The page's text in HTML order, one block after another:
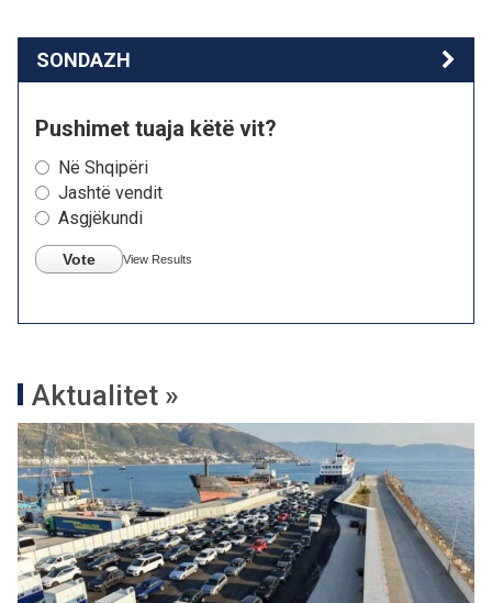
SONDAZH
Pushimet tuaja këtë vit?
Në Shqipëri
Jashtë vendit
Asgjëkundi
Vote View Results
Aktualitet »